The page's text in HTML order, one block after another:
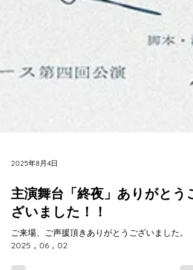
2025年8月4日
主演舞台「終夜」ありがとうご
ざいました！！